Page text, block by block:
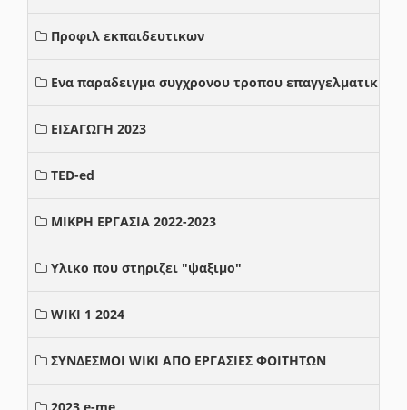
Προφιλ εκπαιδευτικων
Ενα παραδειγμα συγχρονου τροπου επαγγελματικης
ΕΙΣΑΓΩΓΗ 2023
TED-ed
ΜΙΚΡΗ ΕΡΓΑΣΙΑ 2022-2023
Υλικο που στηριζει "ψαξιμο"
WIKI 1 2024
ΣΥΝΔΕΣΜΟΙ WIKI ΑΠΟ ΕΡΓΑΣΙΕΣ ΦΟΙΤΗΤΩΝ